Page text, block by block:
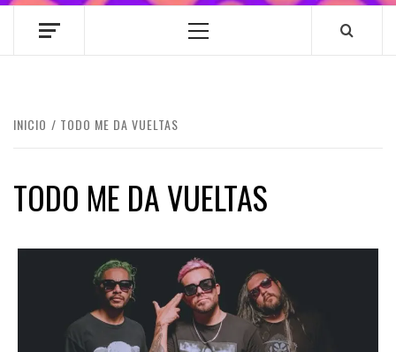
Menú
INICIO TODO ME DA VUELTAS
TODO ME DA VUELTAS